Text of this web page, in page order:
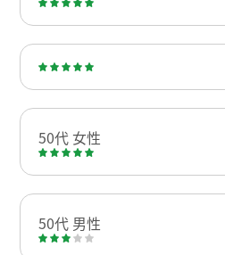
50代 女性
50代 男性